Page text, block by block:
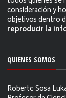
consideración y
objetivos dentro
reproducir la
QUIENES SOMOS
Roberto Sosa